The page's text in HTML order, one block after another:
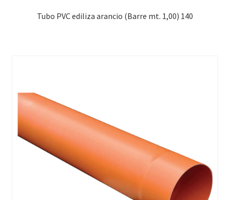
Tubo PVC ediliza arancio (Barre mt. 1,00) 140